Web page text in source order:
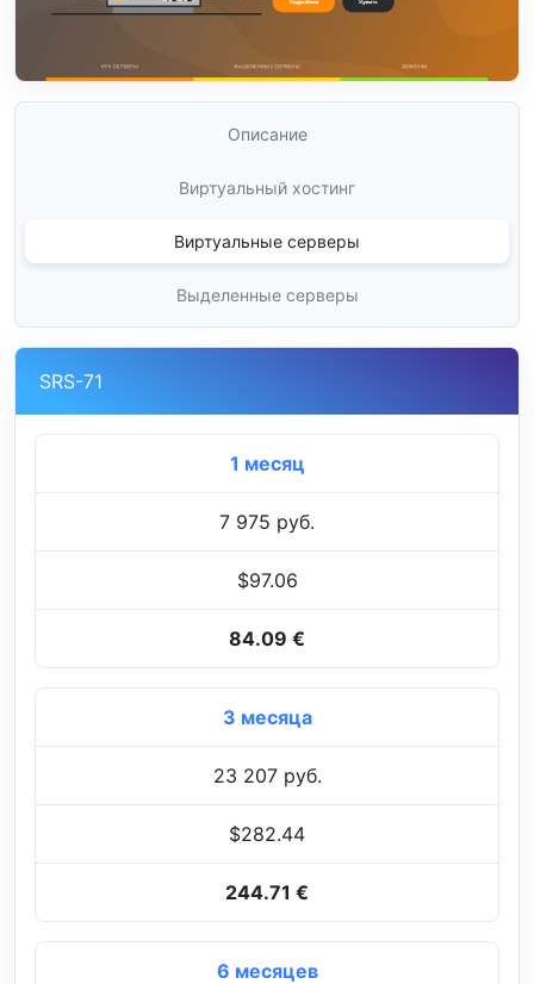
Описание
Виртуальный хостинг
Виртуальные серверы
Выделенные серверы
SRS-71
1 месяц
7 975 руб.
$97.06
84.09 €
3 месяца
23 207 руб.
$282.44
244.71 €
6 месяцев